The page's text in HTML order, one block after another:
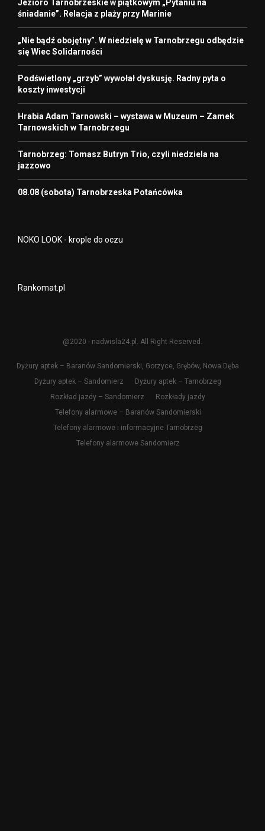
Jezioro Tarnobrzeskie w piątkowym „Pytaniu na
śniadanie”. Relacja z plaży przy Marinie
„Nie bądź obojętny”. W niedzielę w Tarnobrzegu odbędzie
się Wiec Solidarności
Podświetlony „grzyb” wywołał dyskusję. Radny pyta o
koszty inwestycji
Hrabia Adam Tarnowski – wystawa w Muzeum – Zamek
Tarnowskich w Tarnobrzegu
Tarnobrzeg: Tomasz Butryn Trio, czyli niedziela na
jazzowo
08.08 (sobota) Tarnobrzeska Potańcówka
NOKO LOOK - krople do oczu
Rankomat.pl
@2020 - nadwisla24.pl. All Right Reserved.
Dyżury aptek – Baranów Sandomierski, Gorzyce, Grębów, Nowa Dęba
Dyżury aptek – Sandomierz
Dyżury aptek – Tarnobrzeg
Rozkład jazdy – Sandomierz
Rozkłady jazdy
Telefony alarmowe – Baranów Sandomierski
Telefony alarmowe i informacyjne Tarnobrzeg
Telefony alarmowe Sandomierz